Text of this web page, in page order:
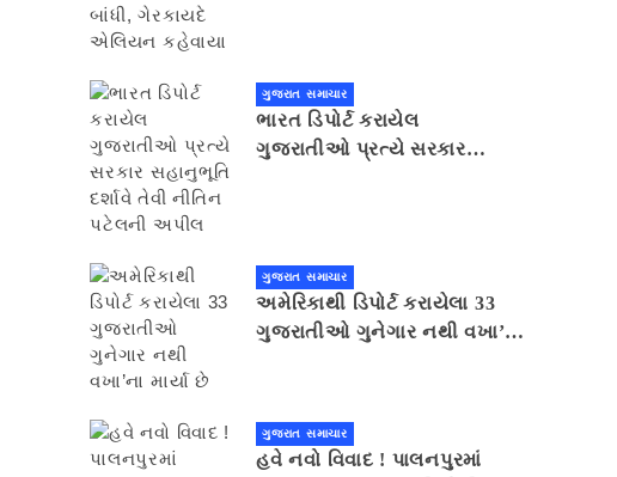
ગુજરાત સમાચાર
ભારત ડિપોર્ટ કરાયેલ
ગુજરાતીઓ પ્રત્યે સરકાર
ગુજરાત સમાચાર
અમેરિકાથી ડિપોર્ટ કરાયેલા 33
ગુજરાતીઓ ગુનેગાર નથી વખા’ના
ગુજરાત સમાચાર
હવે નવો વિવાદ ! પાલનપુરમાં